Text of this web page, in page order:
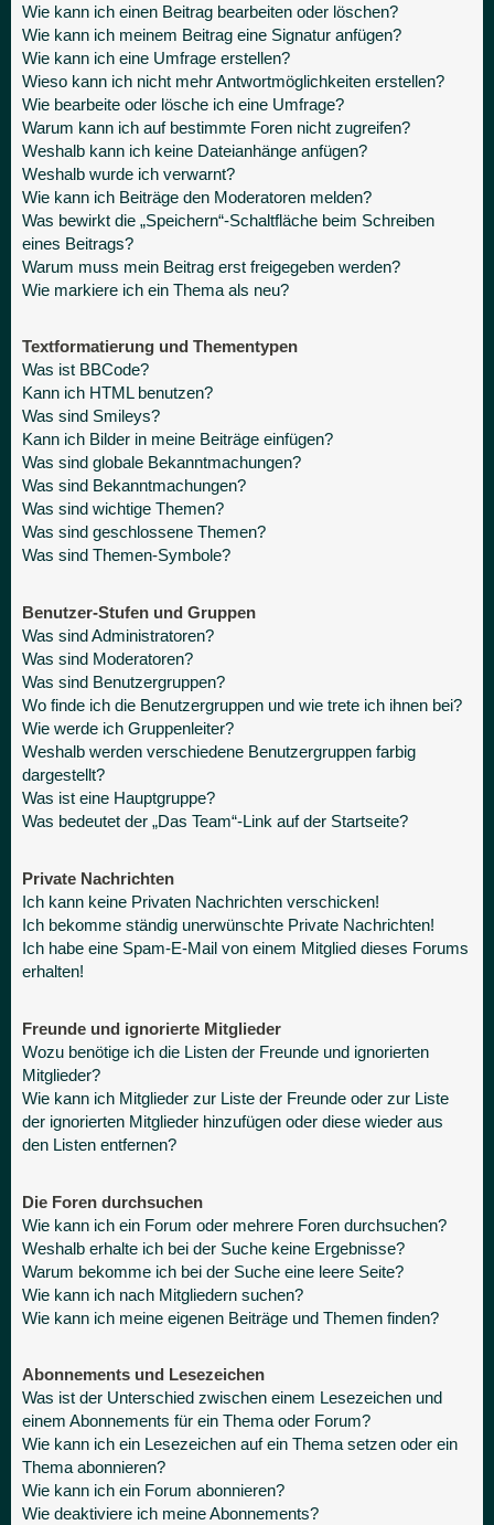
Wie kann ich einen Beitrag bearbeiten oder löschen?
Wie kann ich meinem Beitrag eine Signatur anfügen?
Wie kann ich eine Umfrage erstellen?
Wieso kann ich nicht mehr Antwortmöglichkeiten erstellen?
Wie bearbeite oder lösche ich eine Umfrage?
Warum kann ich auf bestimmte Foren nicht zugreifen?
Weshalb kann ich keine Dateianhänge anfügen?
Weshalb wurde ich verwarnt?
Wie kann ich Beiträge den Moderatoren melden?
Was bewirkt die „Speichern“-Schaltfläche beim Schreiben
eines Beitrags?
Warum muss mein Beitrag erst freigegeben werden?
Wie markiere ich ein Thema als neu?
Textformatierung und Thementypen
Was ist BBCode?
Kann ich HTML benutzen?
Was sind Smileys?
Kann ich Bilder in meine Beiträge einfügen?
Was sind globale Bekanntmachungen?
Was sind Bekanntmachungen?
Was sind wichtige Themen?
Was sind geschlossene Themen?
Was sind Themen-Symbole?
Benutzer-Stufen und Gruppen
Was sind Administratoren?
Was sind Moderatoren?
Was sind Benutzergruppen?
Wo finde ich die Benutzergruppen und wie trete ich ihnen bei?
Wie werde ich Gruppenleiter?
Weshalb werden verschiedene Benutzergruppen farbig
dargestellt?
Was ist eine Hauptgruppe?
Was bedeutet der „Das Team“-Link auf der Startseite?
Private Nachrichten
Ich kann keine Privaten Nachrichten verschicken!
Ich bekomme ständig unerwünschte Private Nachrichten!
Ich habe eine Spam-E-Mail von einem Mitglied dieses Forums
erhalten!
Freunde und ignorierte Mitglieder
Wozu benötige ich die Listen der Freunde und ignorierten
Mitglieder?
Wie kann ich Mitglieder zur Liste der Freunde oder zur Liste
der ignorierten Mitglieder hinzufügen oder diese wieder aus
den Listen entfernen?
Die Foren durchsuchen
Wie kann ich ein Forum oder mehrere Foren durchsuchen?
Weshalb erhalte ich bei der Suche keine Ergebnisse?
Warum bekomme ich bei der Suche eine leere Seite?
Wie kann ich nach Mitgliedern suchen?
Wie kann ich meine eigenen Beiträge und Themen finden?
Abonnements und Lesezeichen
Was ist der Unterschied zwischen einem Lesezeichen und
einem Abonnements für ein Thema oder Forum?
Wie kann ich ein Lesezeichen auf ein Thema setzen oder ein
Thema abonnieren?
Wie kann ich ein Forum abonnieren?
Wie deaktiviere ich meine Abonnements?